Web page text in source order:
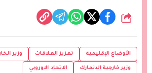
شارك
الأوضاع الإقليمية تعزيز العلاقات وزير
وزير خارجية الدنمارك الاتحاد الاوروبي